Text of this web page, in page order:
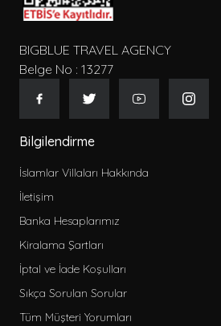
BIGBLUE TRAVEL AGENCY
Belge No : 13277
Bilgilendirme
İslamlar Villaları Hakkında
İletişim
Banka Hesaplarımız
Kiralama Şartları
İptal ve İade Koşulları
Sıkça Sorulan Sorular
Tüm Müşteri Yorumları